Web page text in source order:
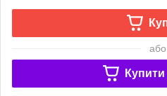
або
Купити